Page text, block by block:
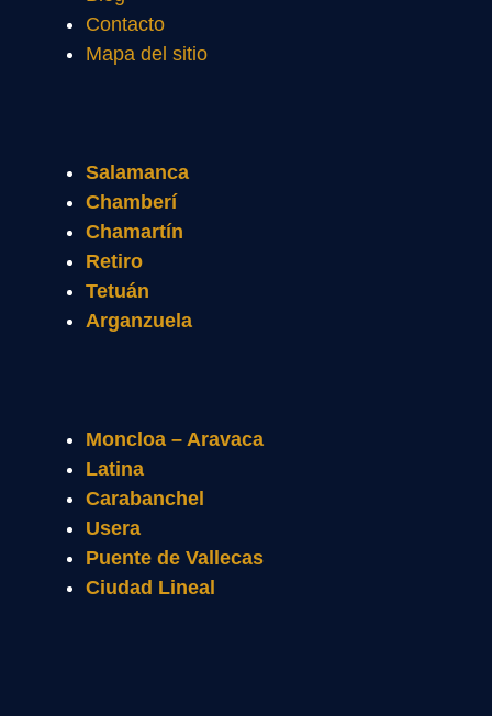
Contacto
Mapa del sitio
Salamanca
Chamberí
Chamartín
Retiro
Tetuán
Arganzuela
Moncloa – Aravaca
Latina
Carabanchel
Usera
Puente de Vallecas
Ciudad Lineal